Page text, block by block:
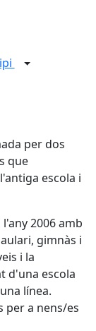
per dos
que
escola i
2006 amb
gimnàs i
i la
d'una escola
línea.
per a nens/es